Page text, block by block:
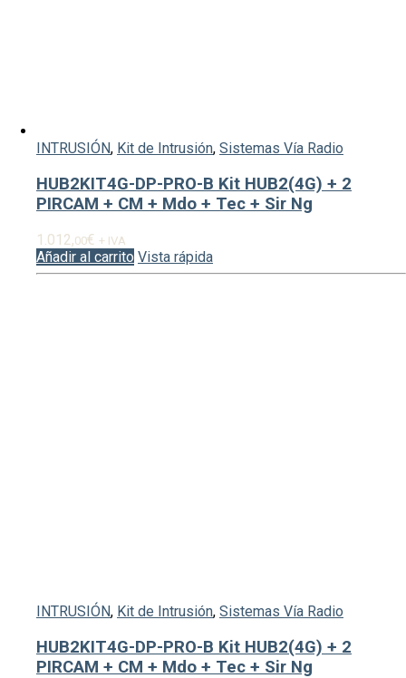
INTRUSIÓN, Kit de Intrusión, Sistemas Vía Radio
HUB2KIT4G-DP-PRO-B Kit HUB2(4G) + 2
PIRCAM + CM + Mdo + Tec + Sir Ng
1.012,00€ + IVA
Añadir al carrito Vista rápida
INTRUSIÓN, Kit de Intrusión, Sistemas Vía Radio
HUB2KIT4G-DP-PRO-B Kit HUB2(4G) + 2
PIRCAM + CM + Mdo + Tec + Sir Ng